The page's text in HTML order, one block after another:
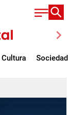
chevron_right
Cultura Sociedad